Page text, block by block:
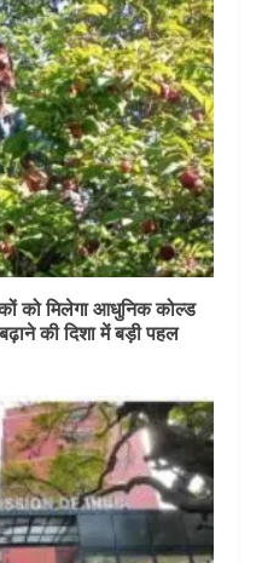
को मिलेगा आधुनिक कोल्ड
की दिशा में बड़ी पहल